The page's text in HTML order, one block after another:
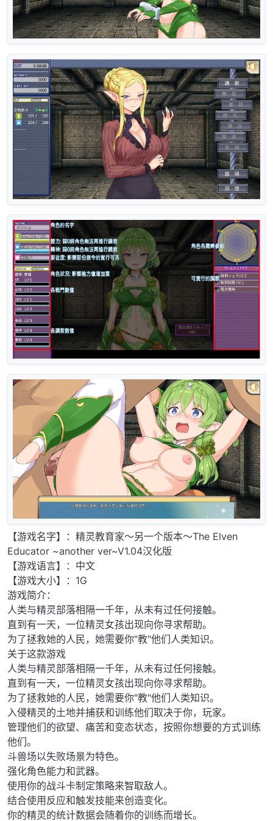
【游戏名字】：精灵教育家～另一个版本～The Elven
Educator ~another ver~V1.04汉化版
【游戏语言】：中文
【游戏大小】：1G
游戏简介：
人类与精灵部落相隔一千年，从未有过任何接触。
直到有一天，一位精灵女孩出现向你寻求帮助。
为了拯救她的人民，她需要你"教"他们人类知识。
关于这款游戏
人类与精灵部落相隔一千年，从未有过任何接触。
直到有一天，一位精灵女孩出现向你寻求帮助。
为了拯救她的人民，她需要你"教"他们人类知识。
入侵精灵的土地并捕获和训练他们取决于你，玩家。
管理他们的欲望、痛苦和变态状态，按照你想要的方式训练
他们。
斗兽场以失败场景为特色。
强化角色能力和武器。
使用你的战斗卡制定策略来智取敌人。
结合使用反应和触发技能来创造变化。
你的精灵的统计数据会随着你的训练而增长。